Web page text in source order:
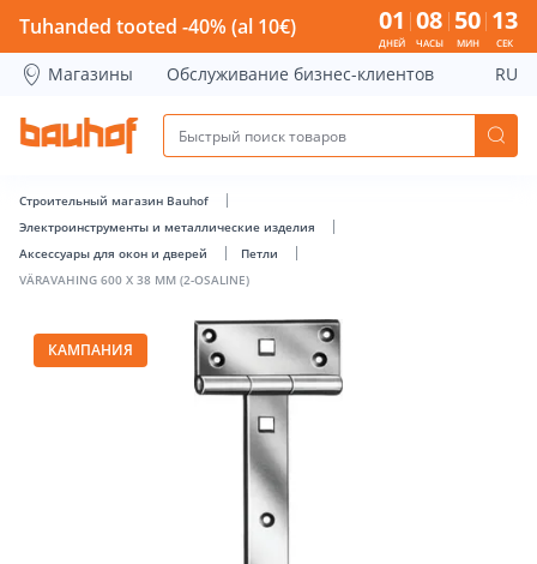
VÄRAVAHING 600 X 38 MM (2-OSALINE) - Bauhof has loaded
Tuhanded tooted -40% (al 10€) 01
ДНЕЙ
08
ЧАСЫ
50
МИН
13
СЕК
Магазины Обслуживание бизнес-клиентов RU
Строительный магазин Bauhof
Электроинструменты и металлические изделия
Аксессуары для окон и дверей
Петли
VÄRAVAHING 600 X 38 MM (2-OSALINE)
КАМПАНИЯ